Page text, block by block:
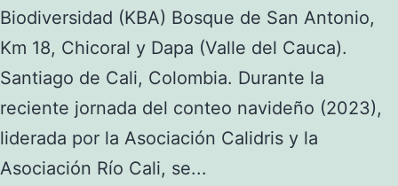
Biodiversidad (KBA) Bosque de San Antonio,
Km 18, Chicoral y Dapa (Valle del Cauca).
Santiago de Cali, Colombia. Durante la
reciente jornada del conteo navideño (2023),
liderada por la Asociación Calidris y la
Asociación Río Cali, se...